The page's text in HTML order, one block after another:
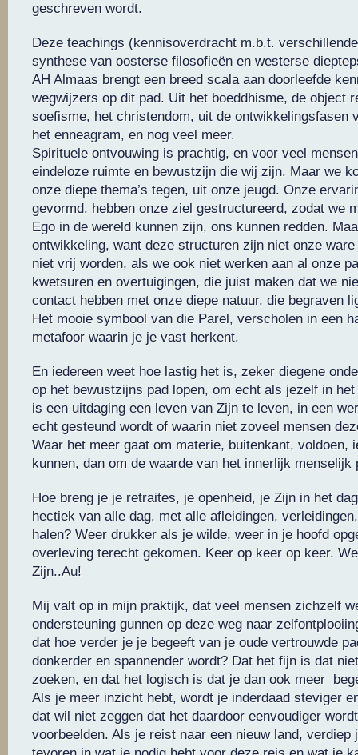
geschreven wordt.
Deze teachings (kennisoverdracht m.b.t.
synthese van oosterse filosofieën en westerse
AH Almaas brengt een breed scala aan doorleefde
wegwijzers op dit pad. Uit het boeddhisme, de object
soefisme, het christendom, uit de ontwikkelingsfasen
het enneagram, en nog veel meer.
Spirituele ontvouwing is prachtig, en voor veel
eindeloze ruimte en bewustzijn die wij zijn. Maar we
onze diepe thema’s tegen, uit onze jeugd. Onze
gevormd, hebben onze ziel gestructureerd, zodat we
Ego in de wereld kunnen zijn, ons kunnen redden.
ontwikkeling, want deze structuren zijn niet onze
niet vrij worden, als we ook niet werken aan al onze
kwetsuren en overtuigingen, die juist maken dat we
contact hebben met onze diepe natuur, die begraven
Het mooie symbool van die Parel, verscholen in een
metafoor waarin je je vast herkent.
En iedereen weet hoe lastig het is, zeker diegene
op het bewustzijns pad lopen, om echt als jezelf in
is een uitdaging een leven van Zijn te leven, in een
echt gesteund wordt of waarin niet zoveel mensen
Waar het meer gaat om materie, buitenkant, voldoen,
kunnen, dan om de waarde van het innerlijk
Hoe breng je je retraites, je openheid, je Zijn in het
hectiek van alle dag, met alle afleidingen,
halen? Weer drukker als je wilde, weer in je hoofd
overleving terecht gekomen. Keer op keer op keer.
Zijn..Au!
Mij valt op in mijn praktijk, dat veel mensen zichzelf
ondersteuning gunnen op deze weg naar
dat hoe verder je je begeeft van je oude vertrouwde
donkerder en spannender wordt? Dat het fijn is dat
zoeken, en dat het logisch is dat je dan ook meer
Als je meer inzicht hebt, wordt je inderdaad steviger
dat wil niet zeggen dat het daardoor eenvoudiger
voorbeelden. Als je reist naar een nieuw land, verdiep